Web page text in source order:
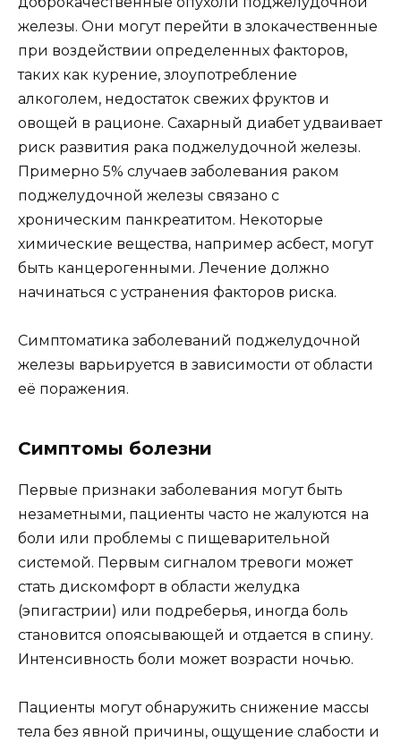
железы. Они могут перейти в злокачественные
при воздействии определенных факторов,
таких как курение, злоупотребление
алкоголем, недостаток свежих фруктов и
овощей в рационе. Сахарный диабет удваивает
риск развития рака поджелудочной железы.
Примерно 5% случаев заболевания раком
поджелудочной железы связано с
хроническим панкреатитом. Некоторые
химические вещества, например асбест, могут
быть канцерогенными. Лечение должно
начинаться с устранения факторов риска.
Симптоматика заболеваний поджелудочной
железы варьируется в зависимости от области
её поражения.
Симптомы болезни
Первые признаки заболевания могут быть
незаметными, пациенты часто не жалуются на
боли или проблемы с пищеварительной
системой. Первым сигналом тревоги может
стать дискомфорт в области желудка
(эпигастрии) или подреберья, иногда боль
становится опоясывающей и отдается в спину.
Интенсивность боли может возрасти ночью.
Пациенты могут обнаружить снижение массы
тела без явной причины, ощущение слабости и